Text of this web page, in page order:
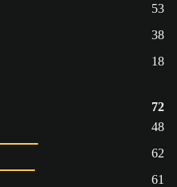
53
38
18
72
48
62
61